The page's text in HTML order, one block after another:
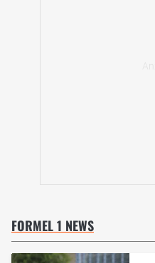
FORMEL 1 NEWS